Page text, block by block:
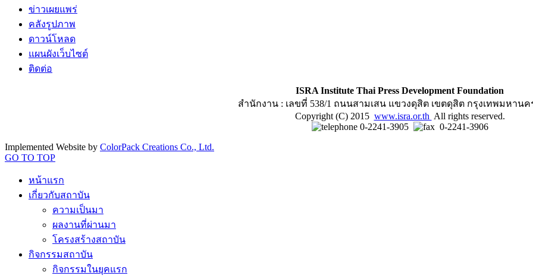
ข่าวเผยแพร่
คลังรูปภาพ
ดาวน์โหลด
แผนผังเว็บไซต์
ติดต่อ
ISRA Institute Thai Press Development Foundation
สำนักงาน : เลขที่ 538/1 ถนนสามเสน แขวงดุสิต เขตดุสิต กรุงเทพมหานค
Copyright (C) 2015 www.isra.or.th All rights reserved.
0-2241-3905
0-2241-3906
Implemented Website by ColorPack Creations Co., Ltd.
GO TO TOP
หน้าแรก
เกี่ยวกับสถาบัน
ความเป็นมา
ผลงานที่ผ่านมา
โครงสร้างสถาบัน
กิจกรรมสถาบัน
กิจกรรมในยุคแรก